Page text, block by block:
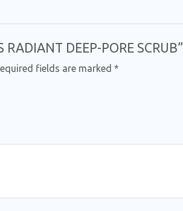
DEEP-PORE SCRUB”
fields are marked *